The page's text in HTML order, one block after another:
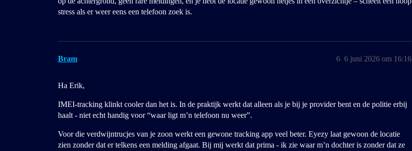
stress als er weer eens een telefoon zoek is.
Bram 6 juni 2026 om 16:16
6
Ha Erik,
IMEI-tracking klinkt cooler dan het is. In de praktijk werkt dat alleen als je bij je provider bent en de politie erbij
haalt - niet echt handig voor “waar ligt m’n telefoon nu weer”.
Voor die verdwijntrucjes van je zoon werkt een gewone tracking app veel beter. Eyezy laat gewoon de locatie
zien zonder dat er telkens een melding afgaat. Bij mij werkt dat prima - ik zie waar m’n dochter is zonder dat ze